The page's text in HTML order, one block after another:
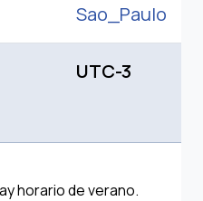
Sao_Paulo
UTC-3
horario de verano.